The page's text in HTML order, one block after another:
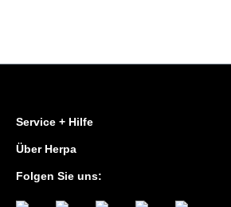
Service + Hilfe
Über Herpa
Folgen Sie uns: